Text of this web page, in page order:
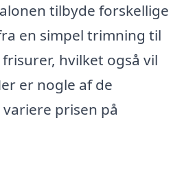
tilbyde forskellige
en simpel trimning til
hvilket også vil
er nogle af de
prisen på